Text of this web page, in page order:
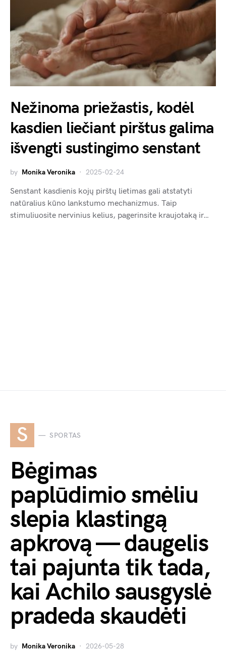
Nežinoma priežastis, kodėl
kasdien liečiant pirštus galima
išvengti sustingimo senstant
by Monika Veronika 2025-02-24
Senstant kasdienis kojų pirštų lietimas gali atstatyti
natūralius kūno lankstumo mechanizmus. Taip
stimuliuosite nervinius kelius, pagerinsite kraujotaką ir…
S SPORTAS
Bėgimas
paplūdimio smėliu
slepia klastingą
apkrovą — daugelis
tai pajunta tik tada,
kai Achilo sausgyslė
pradeda skaudėti
by Monika Veronika 2026-05-28